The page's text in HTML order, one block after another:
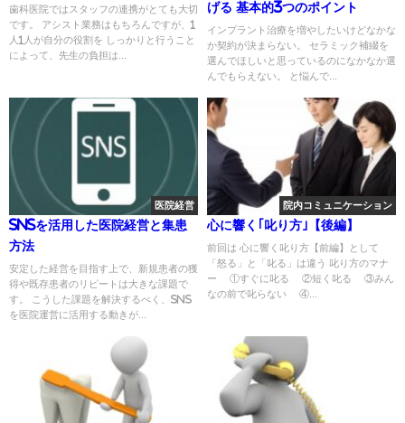
歯科医院ではスタッフの連携がとても大切
です。 アシスト業務はもちろんですが、1
人1人が自分の役割を しっかりと行うこと
によって、先生の負担は...
げる 基本的3つのポイント
インプラント治療を増やしたいけどなかな
か契約が決まらない。 セラミック補綴を
選んでほしいと思っているのになかなか選
んでもらえない。 と悩んで...
医院経営
SNSを活用した医院経営と集患
方法
安定した経営を目指す上で、新規患者の獲
得や既存患者のリピートは大きな課題で
す。 こうした課題を解決するべく、SNS
を医院運営に活用する動きが...
院内コミュニケーション
心に響く｢叱り方｣【後編】
前回は 心に響く叱り方【前編】として
「怒る」と「叱る」は違う 叱り方のマナ
ー ①すぐに叱る ②短く叱る ③みん
なの前で叱らない ④...